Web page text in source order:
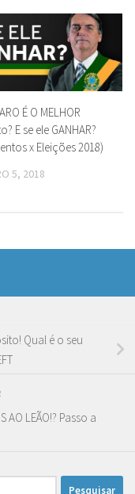
É O MELHOR
E se ele GANHAR?
x Eleições 2018)
5, 2018
Qual é o seu
AO LEÃO!? Passo a